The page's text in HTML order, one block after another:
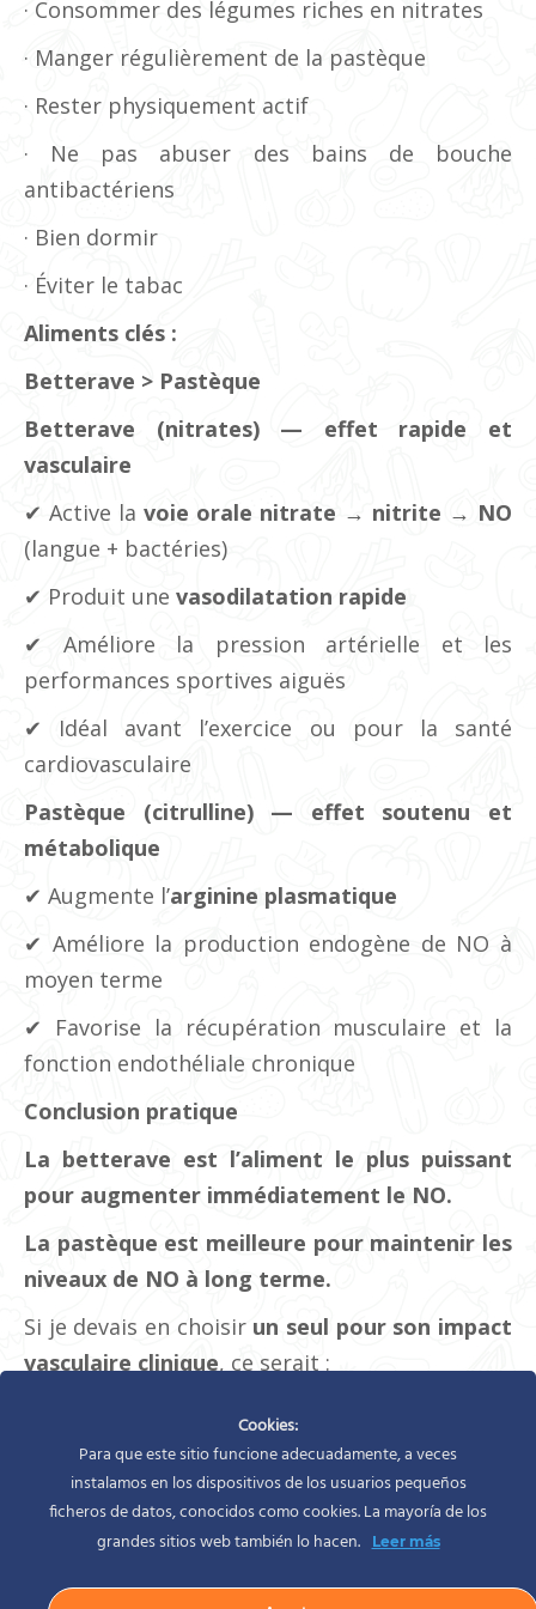
· Consommer des légumes riches en nitrates
· Manger régulièrement de la pastèque
· Rester physiquement actif
· Ne pas abuser des bains de bouche
antibactériens
· Bien dormir
· Éviter le tabac
Aliments clés :
Betterave > Pastèque
Betterave (nitrates) — effet rapide et
vasculaire
✔ Active la voie orale nitrate → nitrite → NO
(langue + bactéries)
✔ Produit une vasodilatation rapide
✔ Améliore la pression artérielle et les
performances sportives aiguës
✔ Idéal avant l’exercice ou pour la santé
cardiovasculaire
Pastèque (citrulline) — effet soutenu et
métabolique
✔ Augmente l’arginine plasmatique
✔ Améliore la production endogène de NO à
moyen terme
✔ Favorise la récupération musculaire et la
fonction endothéliale chronique
Conclusion pratique
La betterave est l’aliment le plus puissant
pour augmenter immédiatement le NO.
La pastèque est meilleure pour maintenir les
niveaux de NO à long terme.
Si je devais en choisir un seul pour son impact
vasculaire clinique, ce serait :
Catégorie : Nutrition et régime Silvia Rodíguez février 1, 2026
Cookies:
Para que este sitio funcione adecuadamente, a veces
instalamos en los dispositivos de los usuarios pequeños
ficheros de datos, conocidos como cookies. La mayoría de los
grandes sitios web también lo hacen.
Leer más